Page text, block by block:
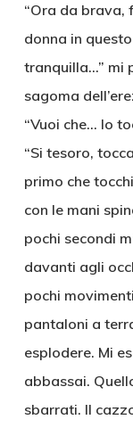
“Ora da brava,
donna in
tranquilla…” mi
sagoma
“Vuoi che… lo
“Si tesoro,
primo che
con le mani
pochi secondi
davanti agli
pochi
pantaloni a
esplodere. Mi
abbassai.
sbarrati. Il